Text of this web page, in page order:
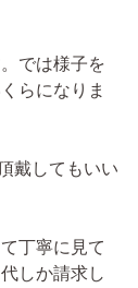
では様子を
らになりま
戴してもいい
丁寧に見て
しか請求し